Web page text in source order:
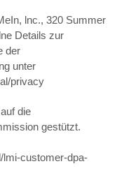
lnc., 320 Summer
Details zur
der
unter
privacy
die
gestützt.
lmi-customer-dpa-